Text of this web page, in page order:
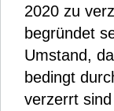
2020 zu
begründet
Umstand,
bedingt
verzerrt